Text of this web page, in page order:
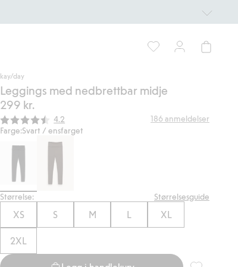
kay/day
Leggings med nedbrettbar midje
299 kr.
Gjennomsnittskarakter:
4.2 186 anmeldelser
Farge:Svart / ensfarget
Størrelse: Størrelsesguide
XS S M L XL
2XL